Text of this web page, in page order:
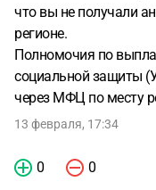
что вы не получали
регионе.
Полномочия по
социальной защиты
через МФЦ по месту
13 февраля, 17:34
0 0